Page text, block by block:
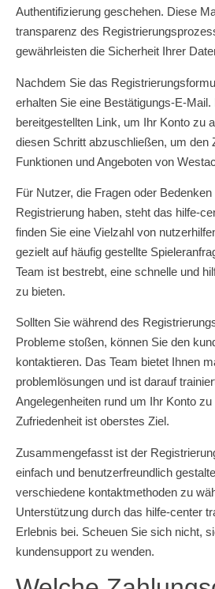
Authentifizierung geschehen. Diese
transparenz des
gewährleisten die Sicherheit Ihrer
Nachdem Sie das
erhalten Sie eine Bestätigungs-E-
bereitgestellten Link, um Ihr Konto zu
diesen Schritt abzuschließen, um den
Funktionen und Angeboten von
Für Nutzer, die Fragen oder
Registrierung haben, steht das hilfe-
finden Sie eine Vielzahl von
gezielt auf häufig gestellte
Team ist bestrebt, eine schnelle und
zu bieten.
Sollten Sie während des
Probleme stoßen, können Sie den
kontaktieren. Das Team bietet Ihnen
problemlösungen und ist darauf
Angelegenheiten rund um Ihr Konto zu
Zufriedenheit ist oberstes Ziel.
Zusammengefasst ist der
einfach und benutzerfreundlich
verschiedene kontaktmethoden zu
Unterstützung durch das hilfe-center
Erlebnis bei. Scheuen Sie sich nicht,
kundensupport zu wenden.